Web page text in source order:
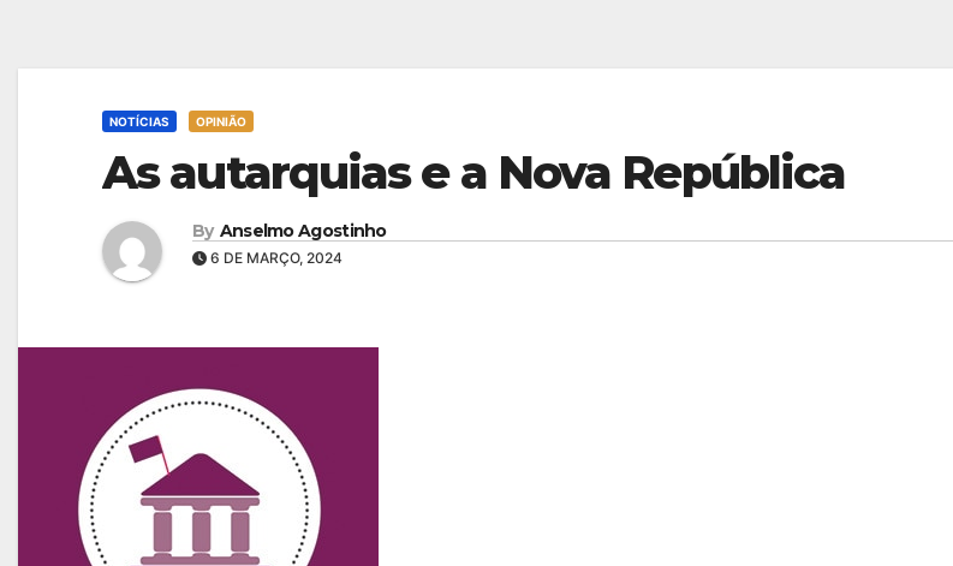
NOTÍCIAS OPINIÃO
As autarquias e a Nova República
By Anselmo Agostinho
6 DE MARÇO, 2024